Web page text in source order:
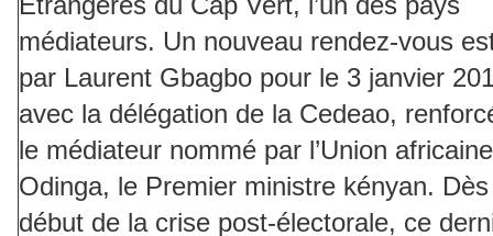
médiateurs. Un nouveau rendez-vous
par Laurent Gbagbo pour le 3 janvier
avec la délégation de la Cedeao,
le médiateur nommé par l’Union
Odinga, le Premier ministre kényan.
début de la crise post-électorale, ce